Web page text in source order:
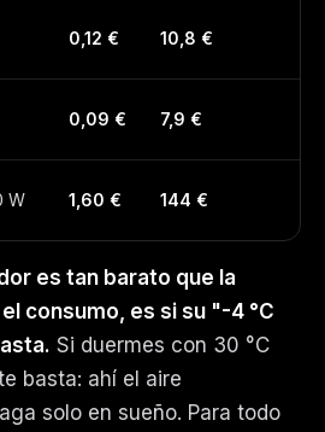
0,12 € 10,8 €
0,09 € 7,9 €
W 1,60 € 144 €
es tan barato que la
consumo, es si su "-4 °C
Si duermes con 30 °C
basta: ahí el aire
solo en sueño. Para todo